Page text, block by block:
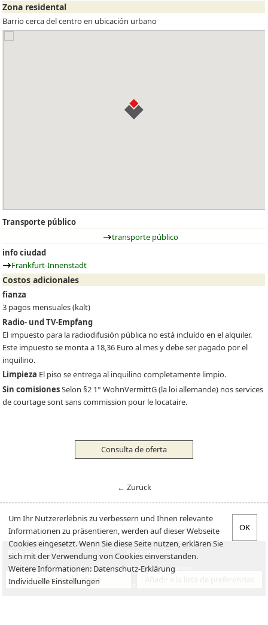
Consulta de oferta
Zona residental
Barrio cerca del centro en ubicación urbano
Transporte público
transporte público
info ciudad
Frankfurt-Innenstadt
Costos adicionales
fianza
3 pagos mensuales (kalt)
Radio- und TV-Empfang
El impuesto para la radiodifusión pública no está incluído en el alquiler.
Este impuesto se monta a 18,36 Euro al mes y debe ser pagado por el
inquilino.
Limpieza El piso se entrega al inquilino completamente limpio.
Sin comisionesSelon §2 1° WohnVermittG (la loi allemande) nos services
de courtage sont sans commission pour le locataire.
Consulta de oferta
← Zurück
Buscar ofertas
Para inquilinos
Oferta
Para proprietarios
Verkaufen
Um Ihr Nutzererlebnis zu verbessern und Ihnen relevante
Informationen zu präsentieren, werden auf dieser Webseite
Cookies eingesetzt. Wenn Sie diese Seite nutzen, erklären Sie
sich mit der Verwendung von Cookies einverstanden.
Weitere Informationen: Datenschutz-Erklärung
Individuelle Einstellungen